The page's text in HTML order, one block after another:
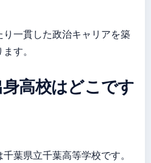
一貫した政治キャリアを築
す。
高校はどこです
葉県立千葉高等学校です。